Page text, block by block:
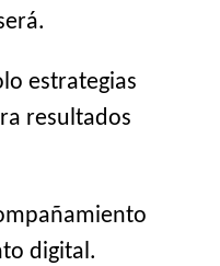
estrategias
resultados
digital.